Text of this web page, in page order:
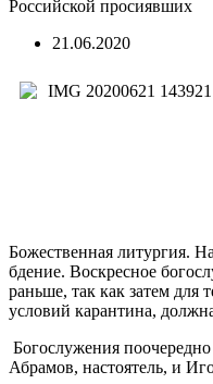
Российской просиявших
21.06.2020
Божественная литургия.
бдение. Воскресное
раньше, так как затем для
условий карантина,
Богослужения
Абрамов, настоятель, и